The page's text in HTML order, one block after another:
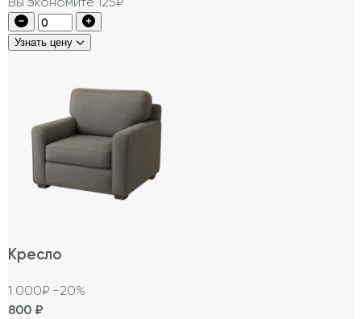
Узнать цену
Кресло
1 000₽ −20%
800 ₽